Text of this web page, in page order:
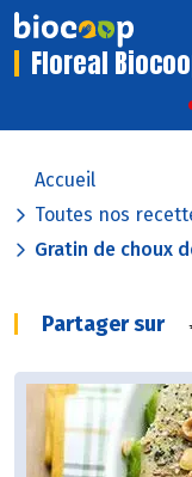
Floreal
Accueil
Toutes nos
Gratin de choux
Partager sur